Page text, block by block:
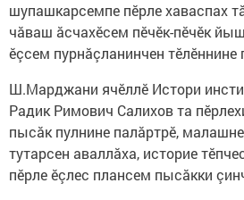
шупашкарсемпе пӗрле хаваспах
чăваш ăсчахӗсем пӗчӗк-пӗчӗк
ӗçсем пурнăçланинчен
Ш.Марджани ячӗллӗ Истори
Радик Римович Салихов та
пысӑк пулнине палӑртрӗ,
тутарсен аваллӑха, историе
пӗрле ӗçлес плансем пысӑкки